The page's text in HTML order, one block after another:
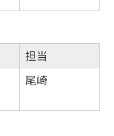
担当
尾崎